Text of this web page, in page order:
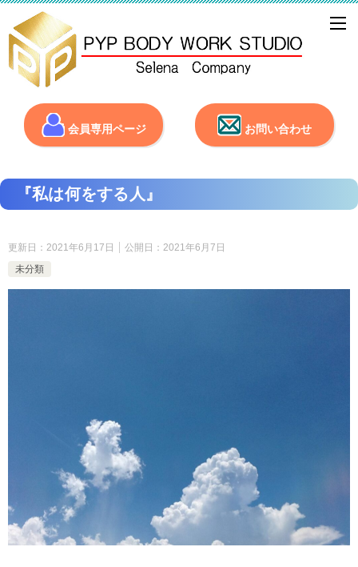
会員専用ページ お問い合わせ
『私は何をする人』
更新日： 2021年6月17日 公開日： 2021年6月7日
未分類